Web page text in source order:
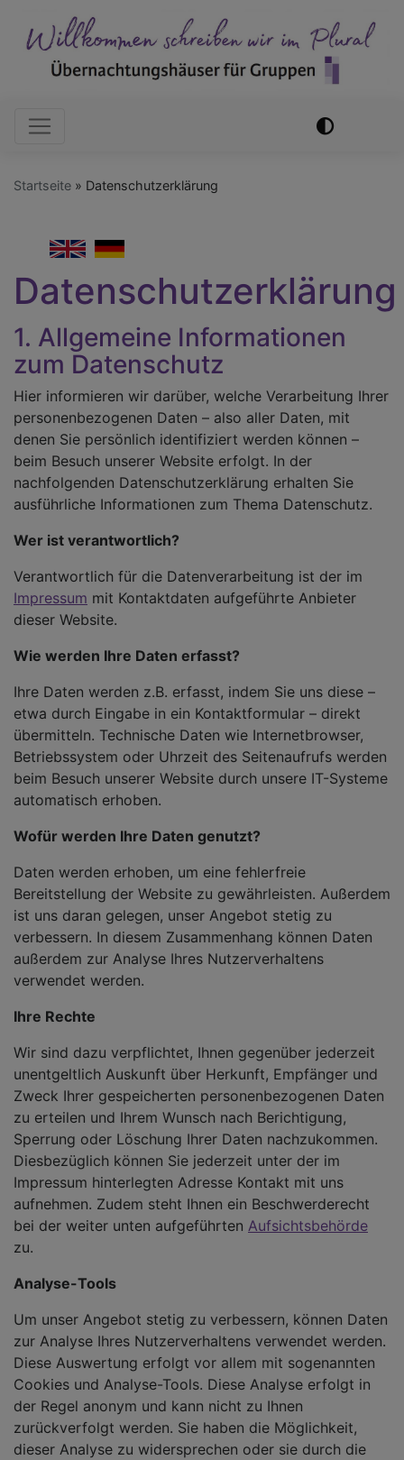
zum
Inhalt
Hauptnavigation
Startseite Datenschutzerklärung
English
Datenschutzerklärung
1. Allgemeine Informationen
zum Datenschutz
Hier informieren wir darüber, welche Verarbeitung Ihrer
personenbezogenen Daten – also aller Daten, mit
denen Sie persönlich identifiziert werden können –
beim Besuch unserer Website erfolgt. In der
nachfolgenden Datenschutzerklärung erhalten Sie
ausführliche Informationen zum Thema Datenschutz.
Wer ist verantwortlich?
Verantwortlich für die Datenverarbeitung ist der im
Impressum mit Kontaktdaten aufgeführte Anbieter
dieser Website.
Wie werden Ihre Daten erfasst?
Ihre Daten werden z.B. erfasst, indem Sie uns diese –
etwa durch Eingabe in ein Kontaktformular – direkt
übermitteln. Technische Daten wie Internetbrowser,
Betriebssystem oder Uhrzeit des Seitenaufrufs werden
beim Besuch unserer Website durch unsere IT-Systeme
automatisch erhoben.
Wofür werden Ihre Daten genutzt?
Daten werden erhoben, um eine fehlerfreie
Bereitstellung der Website zu gewährleisten. Außerdem
ist uns daran gelegen, unser Angebot stetig zu
verbessern. In diesem Zusammenhang können Daten
außerdem zur Analyse Ihres Nutzerverhaltens
verwendet werden.
Ihre Rechte
Wir sind dazu verpflichtet, Ihnen gegenüber jederzeit
unentgeltlich Auskunft über Herkunft, Empfänger und
Zweck Ihrer gespeicherten personenbezogenen Daten
zu erteilen und Ihrem Wunsch nach Berichtigung,
Sperrung oder Löschung Ihrer Daten nachzukommen.
Diesbezüglich können Sie jederzeit unter der im
Impressum hinterlegten Adresse Kontakt mit uns
aufnehmen. Zudem steht Ihnen ein Beschwerderecht
bei der weiter unten aufgeführten Aufsichtsbehörde
zu.
Analyse-Tools
Um unser Angebot stetig zu verbessern, können Daten
zur Analyse Ihres Nutzerverhaltens verwendet werden.
Diese Auswertung erfolgt vor allem mit sogenannten
Cookies und Analyse-Tools. Diese Analyse erfolgt in
der Regel anonym und kann nicht zu Ihnen
zurückverfolgt werden. Sie haben die Möglichkeit,
dieser Analyse zu widersprechen oder sie durch die